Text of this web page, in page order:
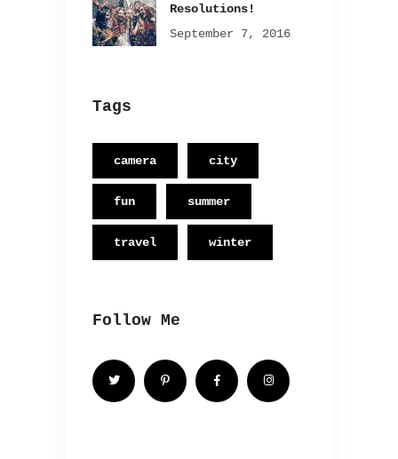
Resolutions!
September 7, 2016
Tags
camera city
fun summer
travel winter
Follow Me